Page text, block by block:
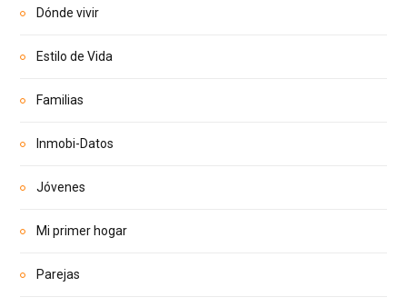
Dónde vivir
Estilo de Vida
Familias
Inmobi-Datos
Jóvenes
Mi primer hogar
Parejas